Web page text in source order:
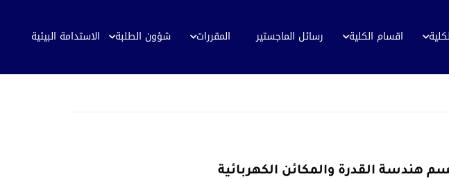
اقسام الكلية رسائل الماجستير المقررات شؤون الطلبة الاستدامة البيئية
هندسة القدرة والمكائن الكهربائية